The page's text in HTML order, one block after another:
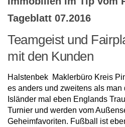
Tageblatt 07.2016
Teamgeist und
mit den Kunden
Halstenbek Maklerbüro Kreis
es anders und zweitens als
Isländer mal eben Englands
Turnier und werden vom
Geheimfavoriten. Fußball ist